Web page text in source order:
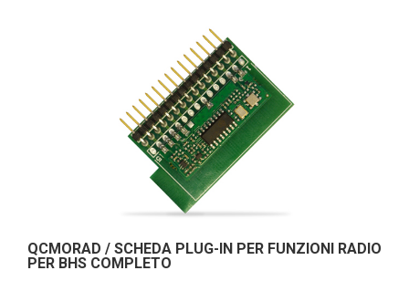
QCMORAD / SCHEDA PLUG-IN PER FUNZIONI RADIO
PER BHS COMPLETO